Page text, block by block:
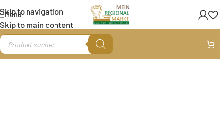
Skip to navigation
Skip to main content
Menü
.